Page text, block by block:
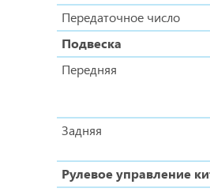
Передаточное число
Подвеска
Передняя
Задняя
Рулевое управление